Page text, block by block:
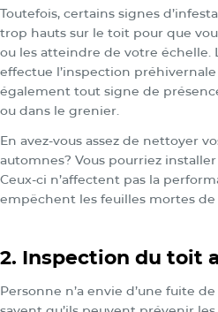
Toutefois, certains signes
trop hauts sur le toit pour que
ou les atteindre de votre échelle.
effectue l’inspection
également tout signe de
ou dans le grenier.
En avez-vous assez de nettoyer
automnes? Vous pourriez
Ceux-ci n’affectent pas la
empêchent les feuilles mortes
2. Inspection du toit
Personne n’a envie d’une fuite